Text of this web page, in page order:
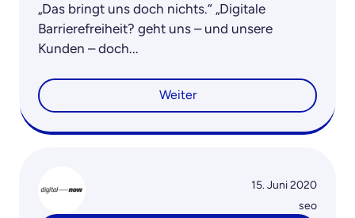
„Das bringt uns doch nichts.“ „Digitale
Barrierefreiheit? geht uns – und unsere
Kunden – doch...
Weiter
15. Juni 2020
seo